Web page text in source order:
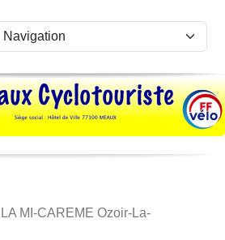
MI-CAREME Ozoir-La-